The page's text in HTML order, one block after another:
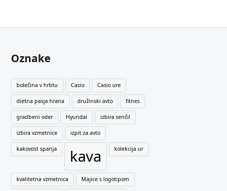
Oznake
bolečina v hrbtu Casio Casio ure
dietna pasja hrana družinski avto fitnes
gradbeni oder Hyundai izbira senčil
izbira vzmetnice izpit za avto
kakovost spanja kava kolekcija ur
kvalitetna vzmetnica Majice s logotipom